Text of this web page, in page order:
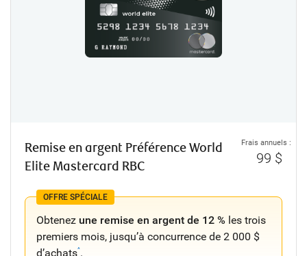
Remise en argent Préférence World
Elite Mastercard RBC
Frais annuels :
99 $
OFFRE SPÉCIALE
Obtenez une remise en argent de 12 % les trois
premiers mois, jusqu’à concurrence de 2 000 $
d’achats^.